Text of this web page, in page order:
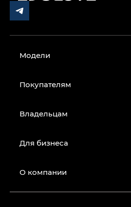
Модели
Покупателям
Владельцам
Для бизнеса
О компании